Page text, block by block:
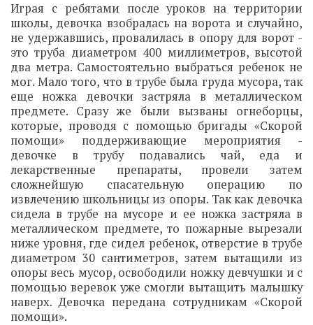
Играя с ребятами после уроков на территории
школы, девочка взобралась на ворота и случайно,
не удержавшись, провалилась в опору для ворот -
это труба диаметром 400 миллиметров, высотой
два метра. Самостоятельно выбраться ребенок не
мог. Мало того, что в трубе была груда мусора, так
еще ножка девочки застряла в металлическом
предмете. Сразу же были вызваны огнеборцы,
которые, проводя с помощью бригады «Скорой
помощи» поддерживающие мероприятия -
девочке в трубу подавались чай, еда и
лекарственные препараты, провели затем
сложнейшую спасательную операцию по
извлечению школьницы из опоры. Так как девочка
сидела в трубе на мусоре и ее ножка застряла в
металлическом предмете, то пожарные вырезали
ниже уровня, где сидел ребенок, отверстие в трубе
диаметром 30 сантиметров, затем вытащили из
опоры весь мусор, освободили ножку девчушки и с
помощью веревок уже смогли вытащить малышку
наверх. Девочка передана сотрудникам «Скорой
помощи».